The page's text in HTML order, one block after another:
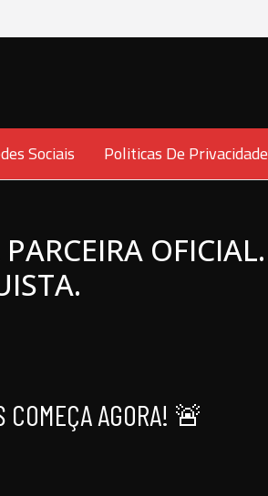
Sociais Politicas De Privacidade
OFICIAL.
COMEÇA AGORA! 🚨